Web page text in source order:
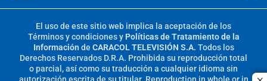
El uso de este sitio web implica la aceptación de los
Términos y condicionesy Políticas de Tratamiento de la
Información de CARACOL TELEVISIÓN S.A. Todos los
Derechos Reservados D.R.A. Prohibida su reproducción total
o parcial, así como su traducción a cualquier idioma sin